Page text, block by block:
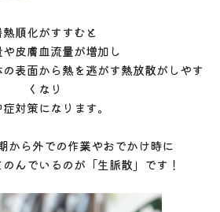
熱順化がすすむと
や皮膚血流量が増加し
表面から熱を逃がす熱放散がしやす
くなり
対策になります。
から外での作業やおでかけ時に
んでいるのが「生脈散」です！